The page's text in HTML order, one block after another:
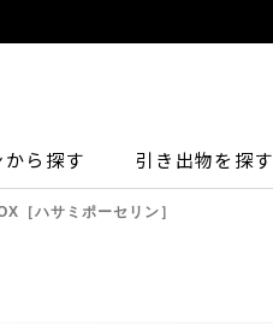
から探す 引き出物を探す
［ハサミポーセリン］